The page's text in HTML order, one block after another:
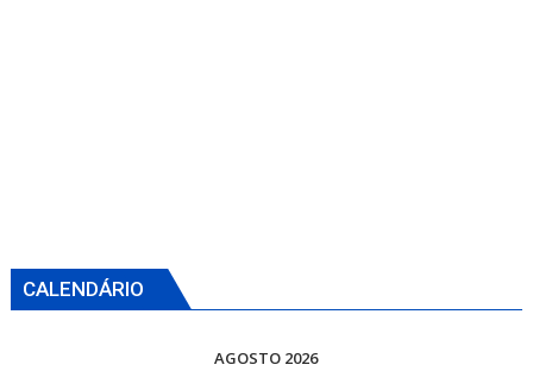
CALENDÁRIO
AGOSTO 2026